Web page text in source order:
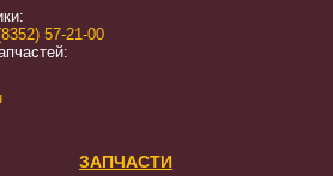
57-21-00
ЗАПЧАСТИ